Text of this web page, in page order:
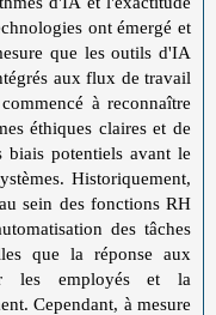
ont émergé et
que les outils d'IA
aux flux de travail
à reconnaître
éthiques claires et de
biais potentiels avant le
Historiquement,
sein des fonctions RH
des tâches
que la réponse aux
les employés et la
Cependant, à mesure